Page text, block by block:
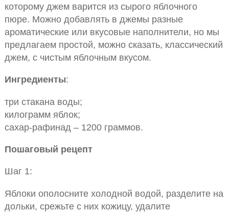
которому джем варится из сырого яблочного
пюре. Можно добавлять в джемы разные
ароматические или вкусовые наполнители, но мы
предлагаем простой, можно сказать, классический
джем, с чистым яблочным вкусом.
Ингредиенты:
три стакана воды;
килограмм яблок;
сахар-рафинад – 1200 граммов.
Пошаговый рецепт
Шаг 1:
Яблоки ополосните холодной водой, разделите на
дольки, срежьте с них кожицу, удалите